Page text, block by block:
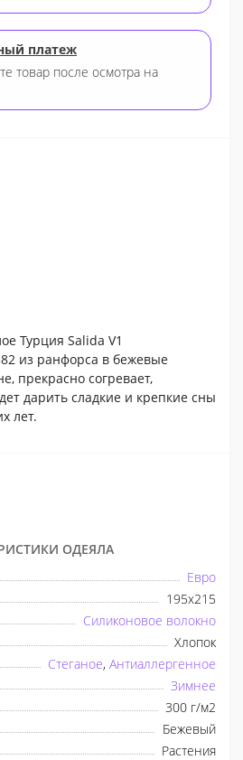
платеж
товар после осмотра на
Турция Salida V1
из ранфорса в бежевые
прекрасно согревает,
дарить сладкие и крепкие сны
лет.
ОДЕЯЛА
Евро
195x215
Силиконовое волокно
Хлопок
Стеганое, Антиаллергенное
Зимнее
300 г/м2
Бежевый
Растения